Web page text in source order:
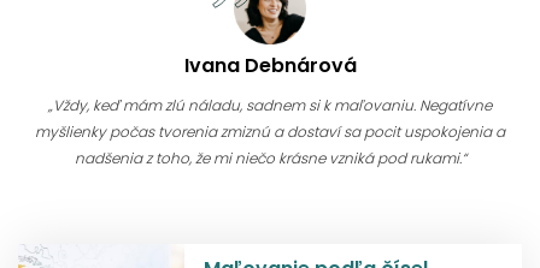
Ivana Debnárová
„Vždy, keď mám zlú náladu, sadnem si k maľovaniu. Negatívne
myšlienky počas tvorenia zmiznú a dostaví sa pocit uspokojenia a
nadšenia z toho, že mi niečo krásne vzniká pod rukami.“